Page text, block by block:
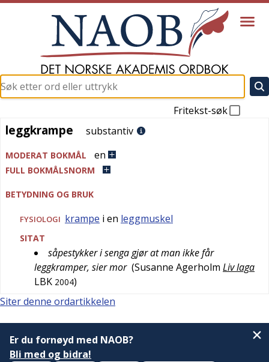
Fritekst-søk
leggkrampe
leggkrampe substantiv
MODERAT BOKMÅL en
FULL BOKMÅLSNORM
BETYDNING OG BRUK
FYSIOLOGI krampe i en leggmuskel
SITAT
såpestykker i senga gjør at man ikke får
leggkramper, sier mor (Susanne Agerholm Liv laga
LBK 2004)
Siter denne ordartikkelen
Er du fornøyd med NAOB?
Bli med og bidra!